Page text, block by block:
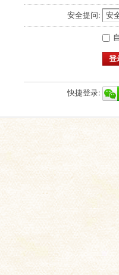
安全提问:
登
快捷登录: